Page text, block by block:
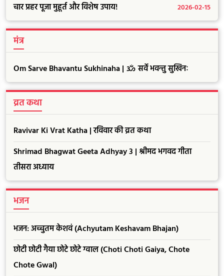
चार प्रहर पूजा मुहूर्त और विशेष उपाय!
2026-02-15
मंत्र
Om Sarve Bhavantu Sukhinaha | ॐ सर्वे भवन्तु सुखिनः
व्रत कथा
Ravivar Ki Vrat Katha | रविवार की व्रत कथा
Shrimad Bhagwat Geeta Adhyay 3 | श्रीमद भगवद गीता
तीसरा अध्याय
भजन
भजन: अच्चुतम केशवं (Achyutam Keshavam Bhajan)
छोटी छोटी गैया छोटे छोटे ग्वाल (Choti Choti Gaiya, Chote
Chote Gwal)